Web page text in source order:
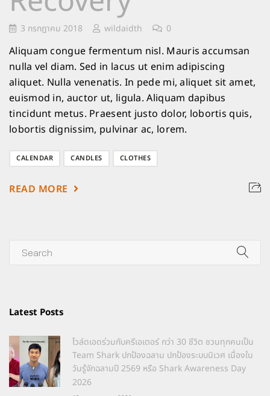
3 กรกฎาคม 2018 wildaidth 0
Aliquam congue fermentum nisl. Mauris accumsan
nulla vel diam. Sed in lacus ut enim adipiscing
aliquet. Nulla venenatis. In pede mi, aliquet sit amet,
euismod in, auctor ut, ligula. Aliquam dapibus
tincidunt metus. Praesent justo dolor, lobortis quis,
lobortis dignissim, pulvinar ac, lorem.
CALENDAR CANDLES CLOTHES
READ MORE
Latest Posts
ไวล์ดเอดร่วมกับครีเอเตอร์ กว่า 30 ชีวิต ชวนทุกคนเป็น
Team Shark ปกป้องฉลาม ปกป้องระบบนิเวศ เนื่องใน
วันรู้จักฉลามปี 2569 หรือ Shark Awareness Day
2026